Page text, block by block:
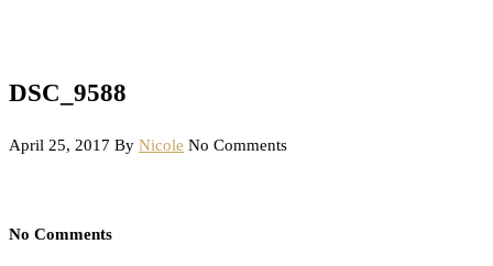
DSC_9588
April 25, 2017 By Nicole No Comments
No Comments